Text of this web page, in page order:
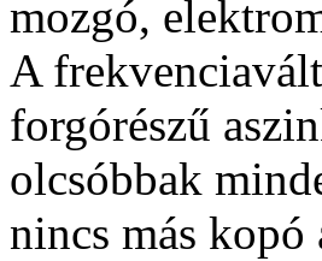
mozgó,
A
forgórészű
olcsóbbak
nincs más